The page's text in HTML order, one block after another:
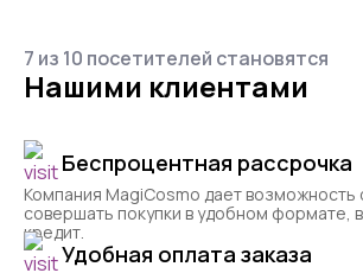
7 из 10 посетителей становятся
Нашими клиентами
Беспроцентная рассрочка
Компания MagiCosmo дает возможность
совершать покупки в удобном формате,
кредит.
Удобная оплата заказа